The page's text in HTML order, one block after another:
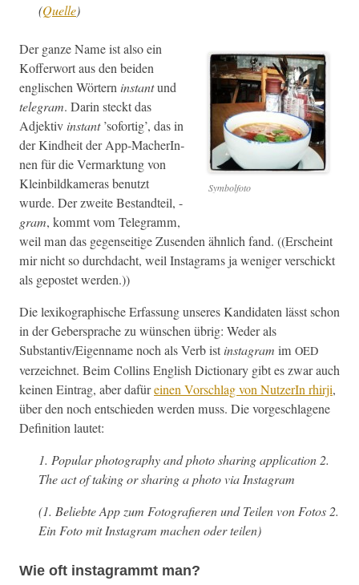
(Quelle)
Sym­bol­fo­to
Der ganze Name ist also ein
Kof­fer­wort aus den bei­den
englis­chen Wörtern instantund
telegram. Darin steckt das
Adjek­tiv instant’sofor­tig’, das in
der Kind­heit der App-MacherIn­
nen für die Ver­mark­tung von
Klein­bild­kam­eras benutzt
wurde. Der zweite Bestandteil, -
gram, kommt vom Telegramm,
weil man das gegen­seit­ige Zusenden ähn­lich fand. ((Erscheint
mir nicht so durch­dacht, weil Insta­grams ja weniger ver­schickt
als gepostet werden.))
Die lexiko­graphis­che Erfas­sung unseres Kan­di­dat­en lässt schon
in der Geber­sprache zu wün­schen übrig: Wed­er als
Substantiv/Eigenname noch als Verb istinsta­gram im OED
verze­ich­net. Beim Collins Eng­lish Dic­tio­nary gibt es zwar auch
keinen Ein­trag, aber dafüreinen Vorschlag von NutzerIn rhir­ji,
über den noch entsch­ieden wer­den muss. Die vorgeschla­gene
Def­i­n­i­tion lautet:
1. Pop­u­lar pho­tog­ra­phy and pho­to shar­ing appli­ca­tion 2.
The act of tak­ing or shar­ing a pho­to via Instagram
(1. Beliebte App zum Fotografieren und Teilen von Fotos 2.
Ein Foto mit Insta­gram machen oder teilen)
Wie oft instagrammt man?